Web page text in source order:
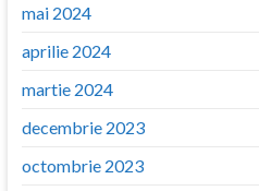
mai 2024
aprilie 2024
martie 2024
decembrie 2023
octombrie 2023